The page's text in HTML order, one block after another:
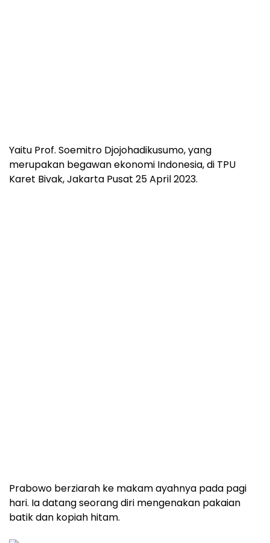
Yaitu Prof. Soemitro Djojohadikusumo, yang
merupakan begawan ekonomi Indonesia, di TPU
Karet Bivak, Jakarta Pusat 25 April 2023.
Prabowo berziarah ke makam ayahnya pada pagi
hari. Ia datang seorang diri mengenakan pakaian
batik dan kopiah hitam.